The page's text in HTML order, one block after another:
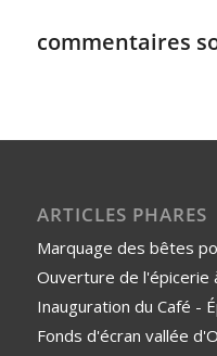
commentaires
ARTICLES PHARES
Marquage des bêtes
Ouverture de l'épicerie
Inauguration du Café -
Fonds d'écran vallée